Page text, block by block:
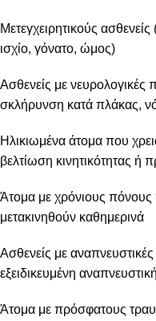
Μετεγχειρητικούς
ισχίο, γόνατο, ώμος)
Ασθενείς με νευρολογικές
σκλήρυνση κατά πλάκας,
Ηλικιωμένα άτομα που
βελτίωση κινητικότητας
Άτομα με χρόνιους
μετακινηθούν καθημερινά
Ασθενείς με
εξειδικευμένη
Άτομα με πρόσφατους